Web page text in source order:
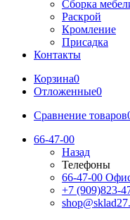
Сборка
Раскрой
Кромление
Присадка
Контакты
Корзина0
Отложенные0
Сравнение товаров
66-47-00
Назад
Телефоны
66-47-00
+7 (909)823-